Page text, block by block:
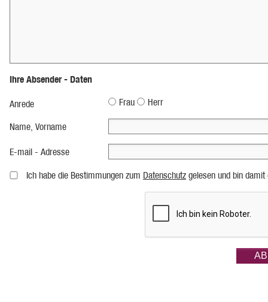
Ihre Absender - Daten
Anrede Frau Herr
Name, Vorname
E-mail - Adresse
Ich habe die Bestimmungen zum Datenschutz gelesen und bin